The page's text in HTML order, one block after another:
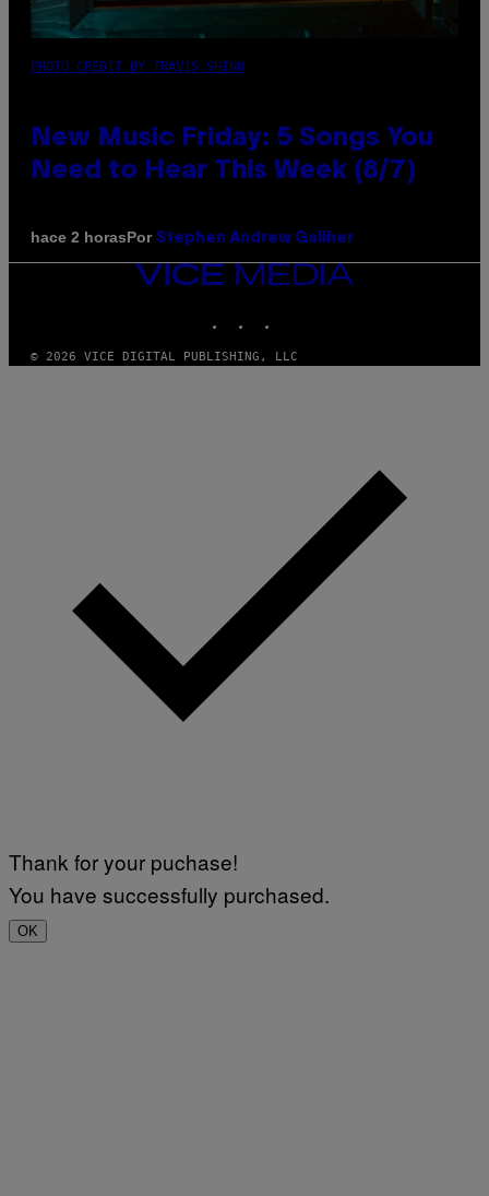
PHOTO CREDIT BY TRAVIS SHINN
New Music Friday: 5 Songs You
Need to Hear This Week (8/7)
hace 2 horasPor Stephen Andrew Galiher
VICE
MEDIA
© 2026 VICE DIGITAL PUBLISHING, LLC
Thank for your puchase!
You have successfully purchased.
OK